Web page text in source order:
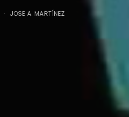
JOSE A. MARTÍNEZ